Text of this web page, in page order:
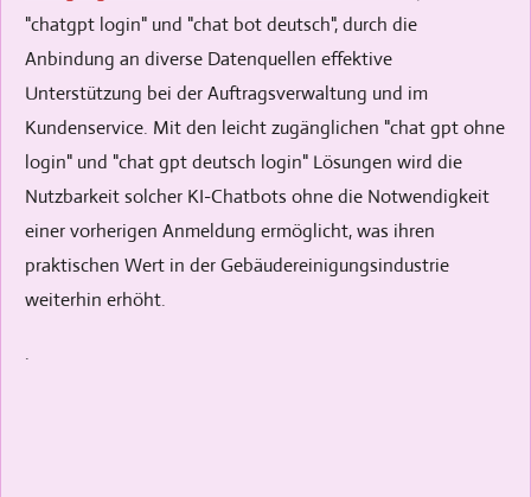
"chatgpt login" und "chat bot deutsch", durch die
Anbindung an diverse Datenquellen effektive
Unterstützung bei der Auftragsverwaltung und im
Kundenservice. Mit den leicht zugänglichen "chat gpt ohne
login" und "chat gpt deutsch login" Lösungen wird die
Nutzbarkeit solcher KI-Chatbots ohne die Notwendigkeit
einer vorherigen Anmeldung ermöglicht, was ihren
praktischen Wert in der Gebäudereinigungsindustrie
weiterhin erhöht.
.